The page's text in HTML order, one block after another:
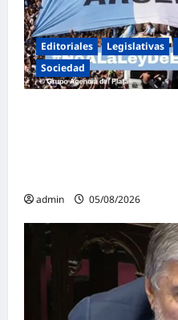
Editoriales Legislativas
Sociedad
admin 05/08/2026